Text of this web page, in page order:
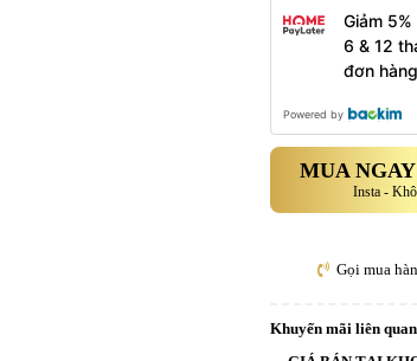
Giảm
6 & 12
đơn
Powered by
MUA
Insta -
Gọi mua
Khuyến mãi liên quan